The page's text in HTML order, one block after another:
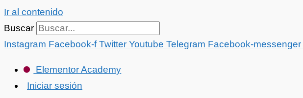
Ir al contenido
Buscar
Instagram Facebook-f Twitter Youtube Telegram Facebook-messenger
Elementor Academy
Iniciar sesión